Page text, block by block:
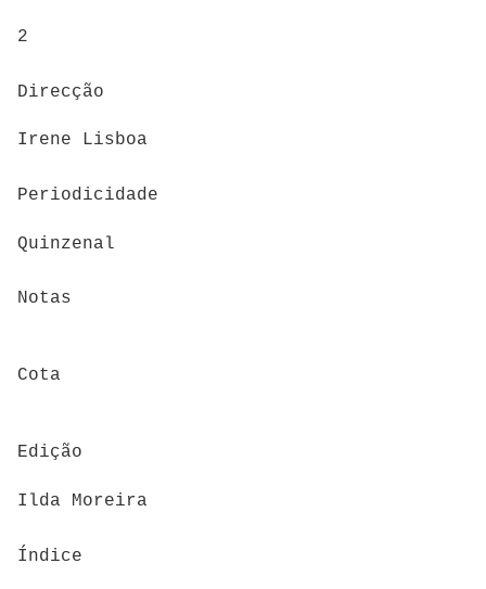
2
Direcção
Irene Lisboa
Periodicidade
Quinzenal
Notas
Cota
Edição
Ilda Moreira
Índice